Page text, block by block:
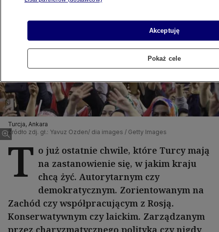
Turcja, Ankara
Źródło zdj. gł.: Yavuz Ozden/ dia images / Getty Images
T o już ostatnie chwile, które Turcy mają
na zastanowienie się, w jakim kraju
chcą żyć. Autorytarnym czy
demokratycznym. Zorientowanym na
Zachód czy współpracującym z Rosją.
Konserwatywnym czy laickim. Zarządzanym
przez charyzmatycznego polityka czy nigdy
Akceptuję
Pokaż cele